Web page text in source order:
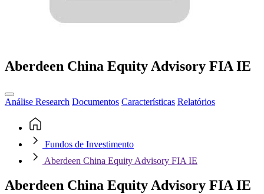
Aberdeen China Equity Advisory FIA IE
Análise Research Documentos Características Relatórios
Fundos de Investimento
Aberdeen China Equity Advisory FIA IE
Aberdeen China Equity Advisory FIA IE